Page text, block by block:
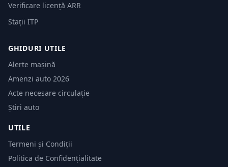
Verificare licență ARR
Stații ITP
GHIDURI UTILE
Alerte mașină
Amenzi auto 2026
Acte necesare circulație
Știri auto
UTILE
Termeni și Condiții
Politica de Confidențialitate